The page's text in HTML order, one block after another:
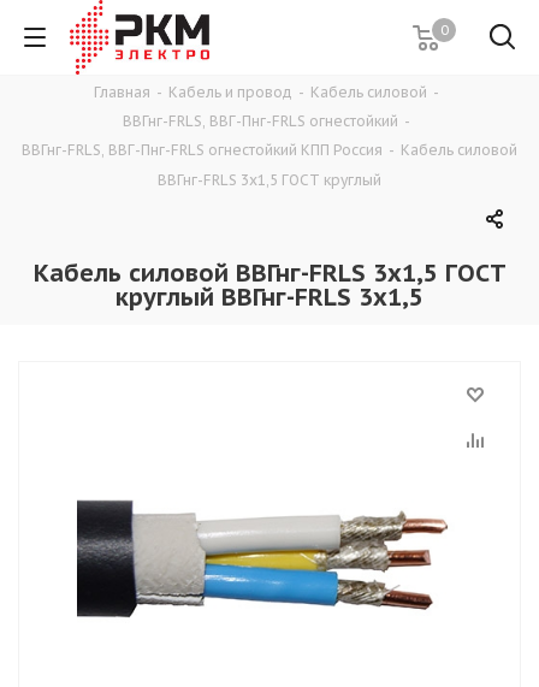
0
Главная - Кабель и провод - Кабель силовой -
ВВГнг-FRLS, ВВГ-Пнг-FRLS огнестойкий -
ВВГнг-FRLS, ВВГ-Пнг-FRLS огнестойкий КПП Россия - Кабель силовой
ВВГнг-FRLS 3х1,5 ГОСТ круглый
Кабель силовой ВВГнг-FRLS 3х1,5 ГОСТ
круглый ВВГнг-FRLS 3х1,5